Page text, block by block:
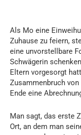
Als Mo eine
Zuhause zu feiern,
eine unvorstellbare
Schwägerin
Eltern vorgesorgt
Zusammenbruch
Ende eine
Man sagt, das erste
Ort, an dem man